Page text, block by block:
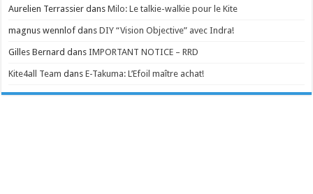
Aurelien Terrassier dansMilo: Le talkie-walkie pour le Kite
magnus wennlof dansDIY “Vision Objective” avec Indra!
Gilles Bernard dansIMPORTANT NOTICE – RRD
Kite4all Team dansE-Takuma: L’Efoil maître achat!